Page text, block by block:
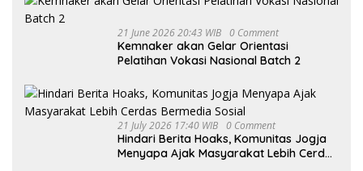
21 June 2026 20:43 WIB 0 Comment
Kemnaker akan Gelar Orientasi
Pelatihan Vokasi Nasional Batch 2
21 July 2026 17:40 WIB 0 Comment
Hindari Berita Hoaks, Komunitas Jogja
Menyapa Ajak Masyarakat Lebih Cerdas